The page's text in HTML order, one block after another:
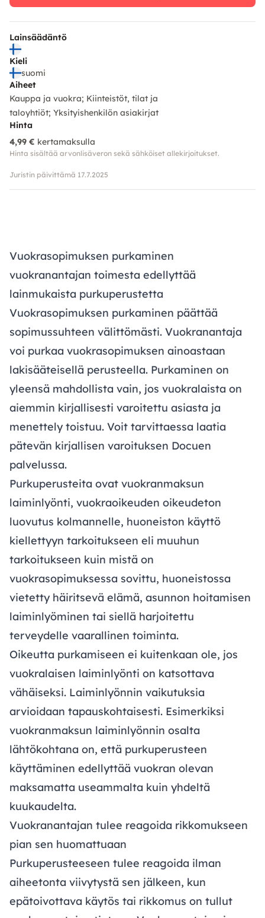
Lainsäädäntö
Kieli
suomi
Aiheet
Kauppa ja vuokra Kiinteistöt, tilat ja
taloyhtiöt Yksityishenkilön asiakirjat
Hinta
4,99 € kertamaksulla
Hinta sisältää arvonlisäveron sekä sähköiset allekirjoitukset.
Juristin päivittämä 17.7.2025
Vuokrasopimuksen purkaminen
vuokranantajan toimesta edellyttää
lainmukaista purkuperustetta
Vuokrasopimuksen purkaminen päättää
sopimussuhteen välittömästi. Vuokranantaja
voi purkaa vuokrasopimuksen ainoastaan
lakisääteisellä perusteella. Purkaminen on
yleensä mahdollista vain, jos vuokralaista on
aiemmin kirjallisesti varoitettu asiasta ja
menettely toistuu. Voit tarvittaessa laatia
pätevän kirjallisen varoituksen Docuen
palvelussa.
Purkuperusteita ovat vuokranmaksun
laiminlyönti, vuokraoikeuden oikeudeton
luovutus kolmannelle, huoneiston käyttö
kiellettyyn tarkoitukseen eli muuhun
tarkoitukseen kuin mistä on
vuokrasopimuksessa sovittu, huoneistossa
vietetty häiritsevä elämä, asunnon hoitamisen
laiminlyöminen tai siellä harjoitettu
terveydelle vaarallinen toiminta.
Oikeutta purkamiseen ei kuitenkaan ole, jos
vuokralaisen laiminlyönti on katsottava
vähäiseksi. Laiminlyönnin vaikutuksia
arvioidaan tapauskohtaisesti. Esimerkiksi
vuokranmaksun laiminlyönnin osalta
lähtökohtana on, että purkuperusteen
käyttäminen edellyttää vuokran olevan
maksamatta useammalta kuin yhdeltä
kuukaudelta.
Vuokranantajan tulee reagoida rikkomukseen
pian sen huomattuaan
Purkuperusteeseen tulee reagoida ilman
aiheetonta viivytystä sen jälkeen, kun
epätoivottava käytös tai rikkomus on tullut